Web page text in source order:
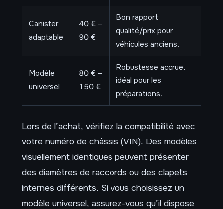
Canister
adaptable
40 € –
90 €
Bon rapport
qualité/prix pour
véhicules anciens.
Modèle
universel
80 € –
150 €
Robustesse accrue,
idéal pour les
préparations.
Lors de l’achat, vérifiez la compatibilité avec
votre numéro de châssis (VIN). Des modèles
visuellement identiques peuvent présenter
des diamètres de raccords ou des clapets
internes différents. Si vous choisissez un
modèle universel, assurez-vous qu’il dispose